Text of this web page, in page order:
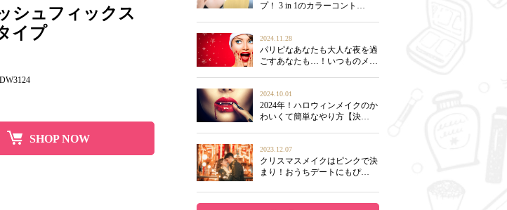
シュフィックス
イプ
SHOP NOW
プ！ 3 in 1のカラーコント…
2024.11.28
パリピなあなたも大人な夜を過
ごすあなたも…！いつものメ…
2024.10.01
2024年！ハロウィンメイクのか
わいくて簡単なやり方【決…
2023.12.07
クリスマスメイクはピンクで決
まり！おうちデートにもぴ…